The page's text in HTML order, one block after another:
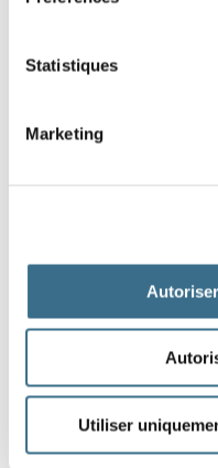
Statistiques
Marketing
Utiliser